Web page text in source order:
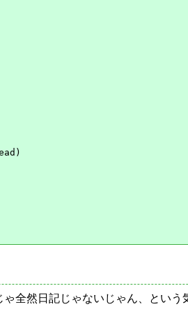
全然日記じゃないじゃん、という